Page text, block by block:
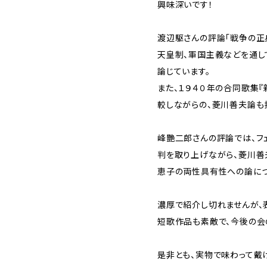
興味深いです！
渡辺駆さんの評論「戦争の
天皇制、軍国主義などを通
論じています。
また、１９４０年の合同歌集
較しながらの、菱川善夫論も
峰艷二郎さんの評論では、
判を取り上げながら、菱川
恵子の両性具有性への論に
濃厚で紹介し切れませんが
短歌作品も素敵で、今後の
是非とも、実物で味わって